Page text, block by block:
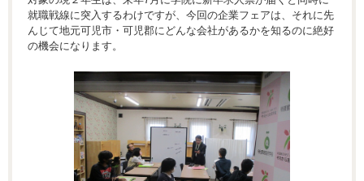
就職戦線に突入するわけですが、今回の企業フェアは、それに先
んじて地元可児市・可児郡にどんな会社があるかを知るのに絶好
の機会になります。